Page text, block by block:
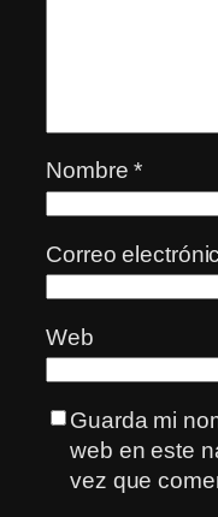
Nombre*
Correo
Web
Guarda mi
web en este
vez que